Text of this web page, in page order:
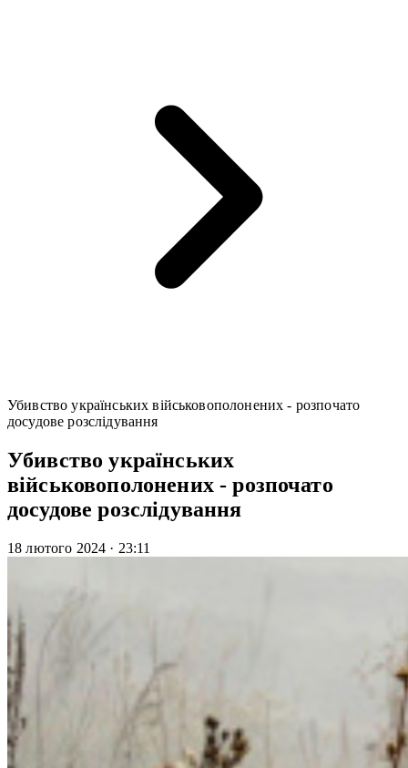
Убивство українських військовополонених - розпочато
досудове розслідування
Убивство українських
військовополонених - розпочато
досудове розслідування
18 лютого 2024 · 23:11